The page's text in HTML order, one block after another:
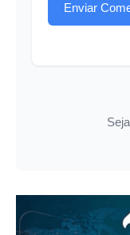
Enviar